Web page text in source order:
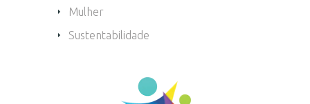
Mulher
Sustentabilidade